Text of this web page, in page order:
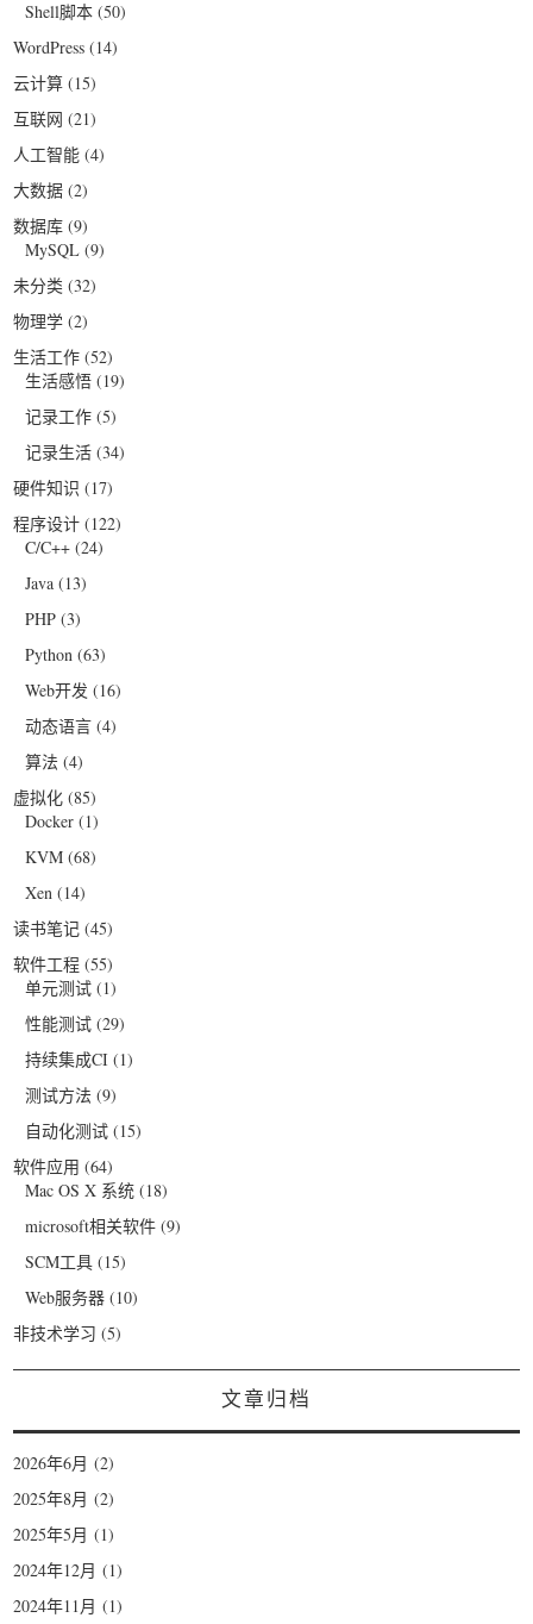
Shell脚本 (50)
WordPress (14)
云计算 (15)
互联网 (21)
人工智能 (4)
大数据 (2)
数据库 (9)
MySQL (9)
未分类 (32)
物理学 (2)
生活工作 (52)
生活感悟 (19)
记录工作 (5)
记录生活 (34)
硬件知识 (17)
程序设计 (122)
C/C++ (24)
Java (13)
PHP (3)
Python (63)
Web开发 (16)
动态语言 (4)
算法 (4)
虚拟化 (85)
Docker (1)
KVM (68)
Xen (14)
读书笔记 (45)
软件工程 (55)
单元测试 (1)
性能测试 (29)
持续集成CI (1)
测试方法 (9)
自动化测试 (15)
软件应用 (64)
Mac OS X 系统 (18)
microsoft相关软件 (9)
SCM工具 (15)
Web服务器 (10)
非技术学习 (5)
文章归档
2026年6月 (2)
2025年8月 (2)
2025年5月 (1)
2024年12月 (1)
2024年11月 (1)